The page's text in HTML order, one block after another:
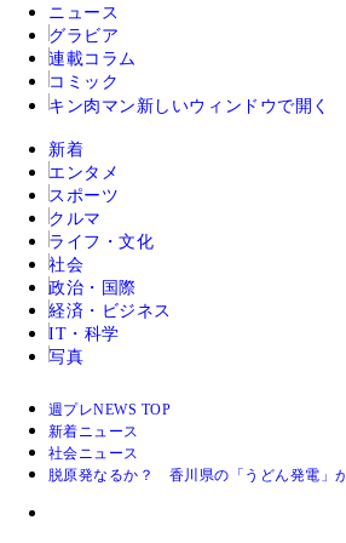
ニュース
グラビア
連載コラム
コミック
キン肉マン 新しいウィンドウで開く
新着
エンタメ
スポーツ
クルマ
ライフ・文化
社会
政治・国際
経済・ビジネス
IT・科学
写真
週プレNEWS TOP
新着ニュース
社会ニュース
脱原発なるか？ 香川県の「うどん発電」